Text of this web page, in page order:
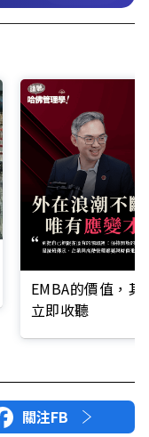
EMBA的價值，
立即收聽
關注FB